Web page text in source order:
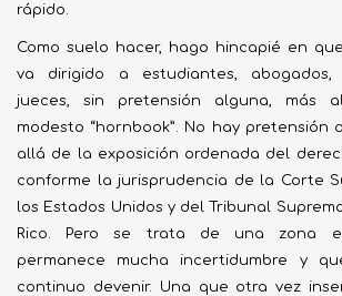
rápido.
Como suelo hacer, hago hincapié en
va dirigido a estudiantes, abogados,
jueces, sin pretensión alguna, más
modesto “hornbook”. No hay pretensión
allá de la exposición ordenada del
conforme la jurisprudencia de la Corte
los Estados Unidos y del Tribunal
Rico. Pero se trata de una zona
permanece mucha incertidumbre y
continuo devenir. Una que otra vez